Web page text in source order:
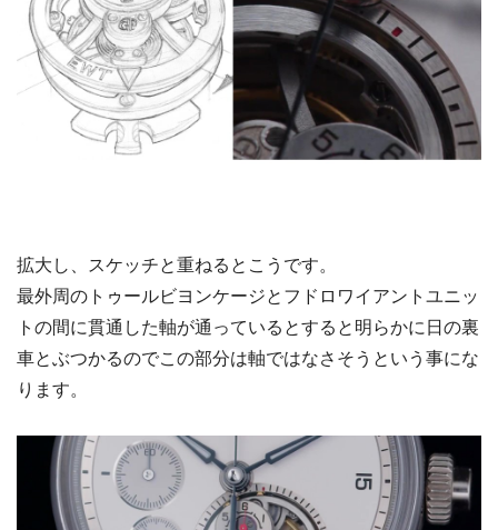
拡大し、スケッチと重ねるとこうです。
最外周のトゥールビヨンケージとフドロワイアントユニッ
トの間に貫通した軸が通っているとすると明らかに日の裏
車とぶつかるのでこの部分は軸ではなさそうという事にな
ります。